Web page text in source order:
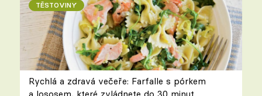
TĚSTOVINY
Rychlá a zdravá večeře: Farfalle s pórkem